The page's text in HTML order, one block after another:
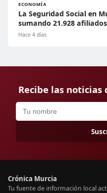
ECONOMÍA
La Seguridad Social en
sumando 21.928
Hace 4 días
Recibe las
Crónica Murcia
Tu fuente de información local